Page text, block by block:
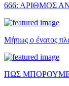
666: ΑΡΙΘΜΟΣ
Μήπως ο ένατος
ΠΩΣ ΜΠΟΡΟΥΜΕ